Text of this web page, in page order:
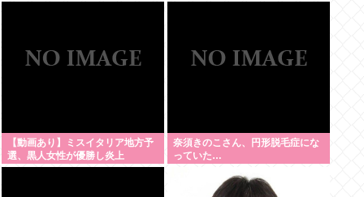
「何も言えなくて」
【動画あり】ミスイタリア地方予
選、黒人女性が優勝し炎上
奈須きのこさん、円形脱毛症にな
っていた…